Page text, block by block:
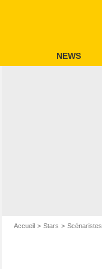
NEWS
Accueil Stars Scénaristes